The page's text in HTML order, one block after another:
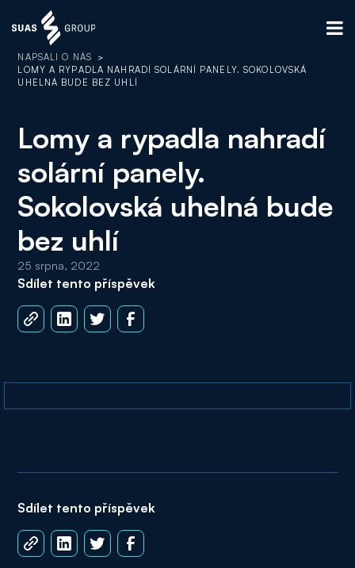
NAPSALI O NÁS >
LOMY A RYPADLA NAHRADÍ SOLÁRNÍ PANELY. SOKOLOVSKÁ
UHELNÁ BUDE BEZ UHLÍ
Lomy a rypadla nahradí
solární panely.
Sokolovská uhelná bude
bez uhlí
25 srpna, 2022
Sdílet tento příspěvek
Sdílet tento příspěvek